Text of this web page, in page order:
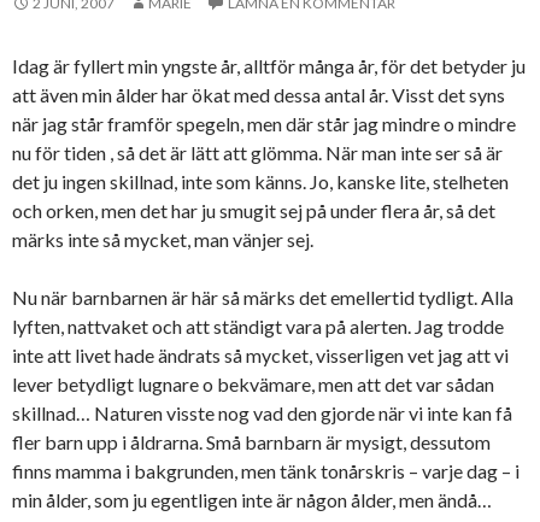
Idag är fyllert min yngste år, alltför många år, för det betyder ju
att även min ålder har ökat med dessa antal år. Visst det syns
när jag står framför spegeln, men där står jag mindre o mindre
nu för tiden , så det är lätt att glömma. När man inte ser så är
det ju ingen skillnad, inte som känns. Jo, kanske lite, stelheten
och orken, men det har ju smugit sej på under flera år, så det
märks inte så mycket, man vänjer sej.
Nu när barnbarnen är här så märks det emellertid tydligt. Alla
lyften, nattvaket och att ständigt vara på alerten. Jag trodde
inte att livet hade ändrats så mycket, visserligen vet jag att vi
lever betydligt lugnare o bekvämare, men att det var sådan
skillnad… Naturen visste nog vad den gjorde när vi inte kan få
fler barn upp i åldrarna. Små barnbarn är mysigt, dessutom
finns mamma i bakgrunden, men tänk tonårskris – varje dag – i
min ålder, som ju egentligen inte är någon ålder, men ändå…